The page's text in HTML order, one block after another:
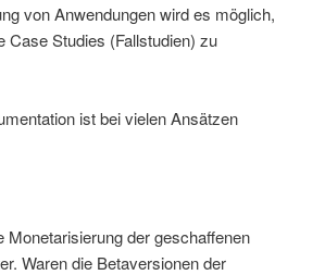
von Anwendungen wird es möglich,
Case Studies (Fallstudien) zu
ist bei vielen Ansätzen
der geschaffenen
Waren die Betaversionen der